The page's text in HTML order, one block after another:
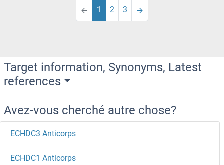
1 2 3
Target information, Synonyms, Latest
references
Avez-vous cherché autre chose?
ECHDC3 Anticorps
ECHDC1 Anticorps